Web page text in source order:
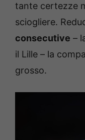
tante certezze
sciogliere.
consecutive –
il Lille – la
grosso.